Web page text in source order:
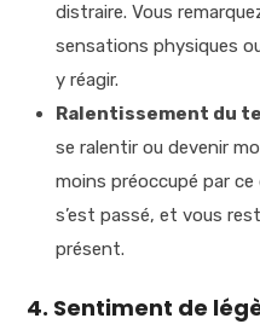
distraire. Vous
sensations physiques
y réagir.
Ralentissement du
se ralentir ou devenir
moins préoccupé par
s’est passé, et vous
présent.
4. Sentiment de